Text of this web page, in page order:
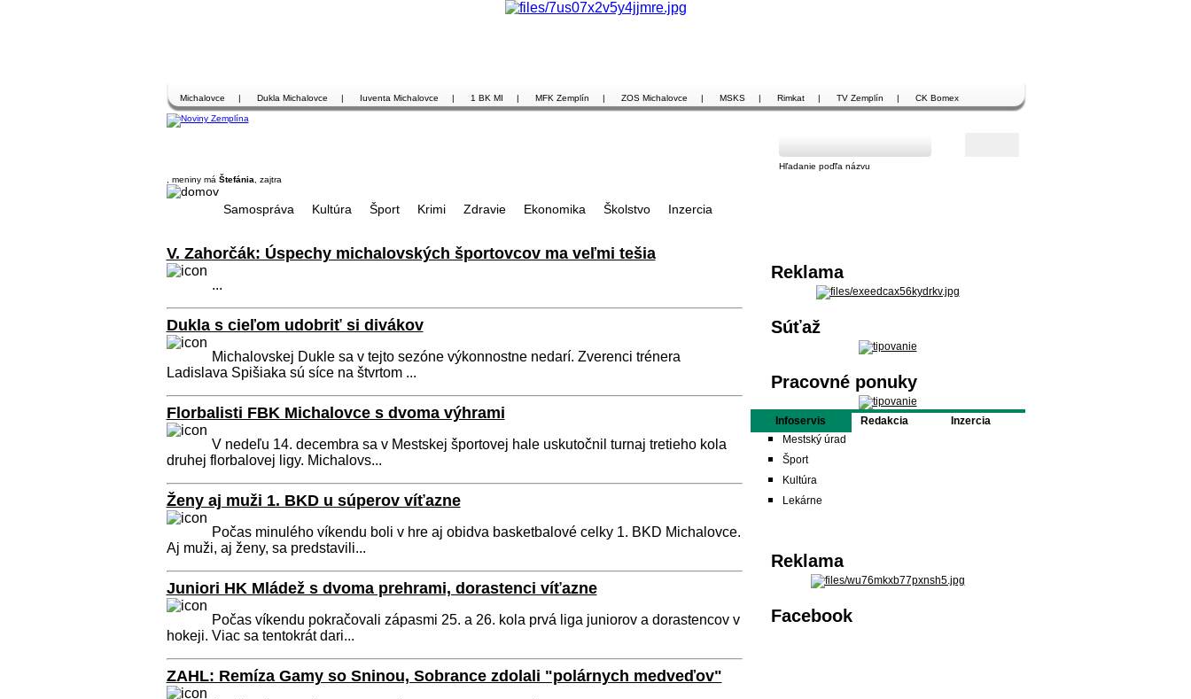
Michalovce | Dukla Michalovce | Iuventa Michalovce | 1 BK MI | MFK Zemplín | ZOS Michalovce | MSKS | Rimkat | TV Zemplín | CK Bomex
Hľadanie poďľa názvu
, meniny má Štefánia , zajtra
Samospráva Kultúra Šport Krimi Zdravie Ekonomika Školstvo Inzercia
V. Zahorčák: Úspechy michalovských športovcov ma veľmi tešia
...
Dukla s cieľom udobriť si divákov
Michalovskej Dukle sa v tejto sezóne výkonnostne nedarí. Zverenci trénera
Ladislava Spišiaka sú síce na štvrtom ...
Florbalisti FBK Michalovce s dvoma výhrami
V nedeľu 14. decembra sa v Mestskej športovej hale uskutočnil turnaj tretieho kola
druhej florbalovej ligy. Michalovs...
Ženy aj muži 1. BKD u súperov víťazne
Počas minulého víkendu boli v hre aj obidva basketbalové celky 1. BKD Michalovce.
Aj muži, aj ženy, sa predstavili...
Juniori HK Mládež s dvoma prehrami, dorastenci víťazne
Počas víkendu pokračovali zápasmi 25. a 26. kola prvá liga juniorov a dorastencov v
hokeji. Viac sa tentokrát dari...
ZAHL: Remíza Gamy so Sninou, Sobrance zdolali "polárnych medveďov"
Reklama
Súťaž
Pracovné ponuky
Infoservis Redakcia
Inzercia
Mestský úrad
Šport
Kultúra
Lekárne
Reklama
Facebook